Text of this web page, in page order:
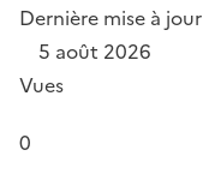
Dernière mise à jour
5 août 2026
Vues
0